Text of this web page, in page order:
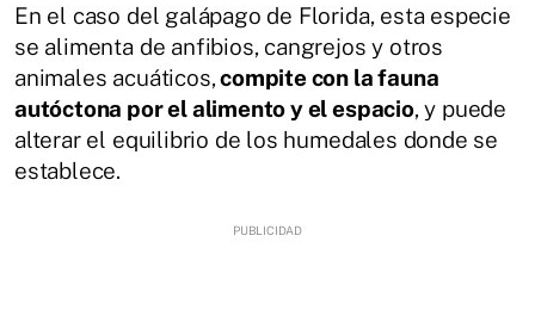
En el caso del galápago de Florida, esta especie
se alimenta de anfibios, cangrejos y otros
animales acuáticos,compite con la fauna
autóctona por el alimento y el espacio, y puede
alterar el equilibrio de los humedales donde se
establece.